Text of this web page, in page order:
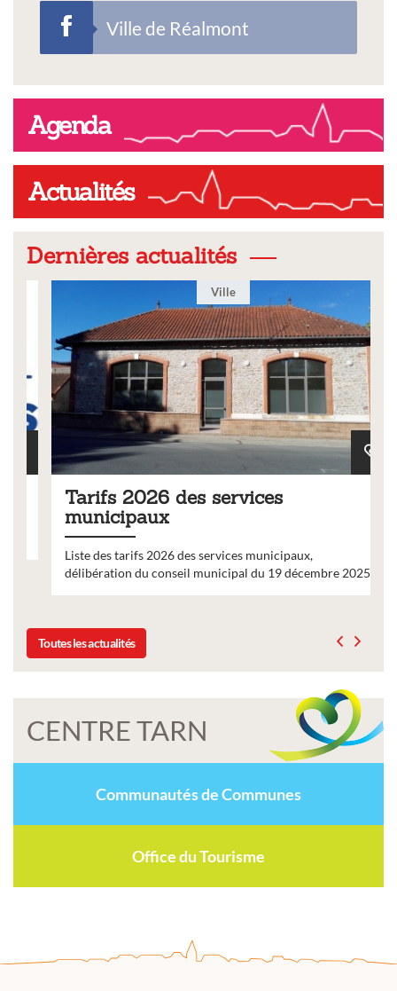
Ville de Réalmont
Agenda
Actualités
Dernières actualités
Tarifs 2026 des services
municipaux
Liste des tarifs 2026 des services municipaux,
délibération du conseil municipal du 19 décembre 2025
Toutes les actualités
CENTRE TARN
Communautés de Communes
Office du Tourisme